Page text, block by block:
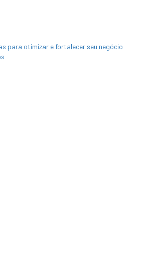
para otimizar e fortalecer seu negócio